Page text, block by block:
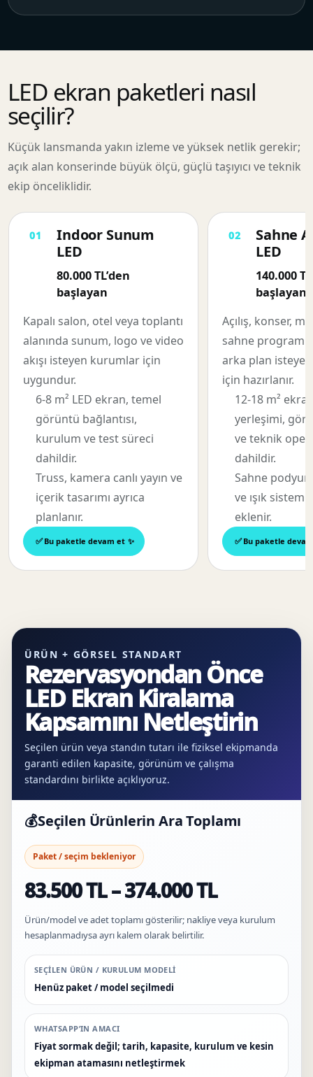
LED ekran paketleri nasıl
seçilir?
Küçük lansmanda yakın izleme ve yüksek netlik gerekir;
açık alan konserinde büyük ölçü, güçlü taşıyıcı ve teknik
ekip önceliklidir.
Indoor Sunum
LED
80.000 TL’den
başlayan
Kapalı salon, otel veya toplantı
alanında sunum, logo ve video
akışı isteyen kurumlar için
uygundur.
6-8 m² LED ekran, temel
görüntü bağlantısı,
kurulum ve test süreci
dahildir.
Truss, kamera canlı yayın ve
içerik tasarımı ayrıca
planlanır.
Bu paketle devam et
Sahne
LED
140.000
başlayan
Açılış, konser,
sahne
arka plan
için hazırlanır.
12-18 m²
yerleşimi,
ve teknik
dahildir.
Sahne
ve ışık
eklenir.
Bu paketle
ÜRÜN + GÖRSEL STANDART
Rezervasyondan Önce
LED Ekran Kiralama
Kapsamını Netleştirin
Seçilen ürün veya standın tutarı ile fiziksel ekipmanda
garanti edilen kapasite, görünüm ve çalışma
standardını birlikte açıklıyoruz.
💰Seçilen Ürünlerin Ara Toplamı
Paket / seçim bekleniyor
83.500 TL – 374.000 TL
Ürün/model ve adet toplamı gösterilir; nakliye veya kurulum
hesaplanmadıysa ayrı kalem olarak belirtilir.
SEÇILEN ÜRÜN / KURULUM MODELI
Henüz paket / model seçilmedi
WHATSAPP’IN AMACI
Fiyat sormak değil; tarih, kapasite, kurulum ve kesin
ekipman atamasını netleştirmek